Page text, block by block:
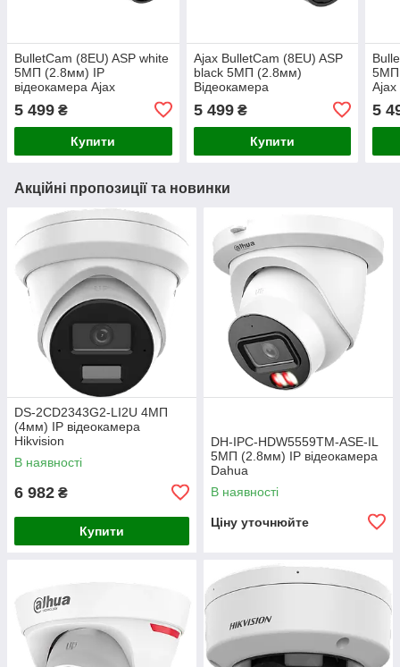
BulletCam (8EU) ASP white
5МП (2.8мм) IP
відеокамера Ajax
5 499 ₴
Купити
Ajax BulletCam (8EU) ASP
black 5МП (2.8мм)
Відеокамера
5 499₴
Купити
5МП
Ajax
5
Акційні пропозиції та новинки
DS-2CD2343G2-LI2U 4МП
(4мм) IP відеокамера
Hikvision
В наявності
6 982 ₴
Купити
DH-IPC-HDW5559TM-ASE-IL
5МП (2.8мм) IP відеокамера
Dahua
В наявності
Ціну уточнюйте